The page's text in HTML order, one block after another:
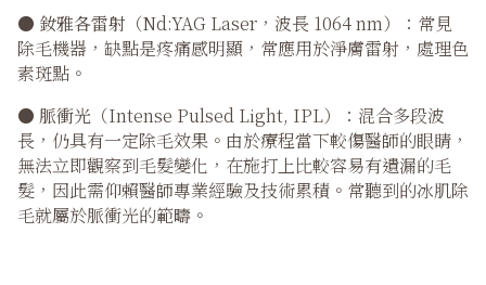
● 釹雅各雷射 （Nd:YAG Laser，波長 1064 nm）：常見
除毛機器，缺點是疼痛感明顯，常應用於淨膚雷射，處理色
素斑點。
● 脈衝光 （Intense Pulsed Light, IPL）：混合多段波
長，仍具有一定除毛效果。由於療程當下較傷醫師的眼睛，
無法立即觀察到毛髮變化，在施打上比較容易有遺漏的毛
髮，因此需仰賴醫師專業經驗及技術累積。常聽到的冰肌除
毛就屬於脈衝光的範疇。